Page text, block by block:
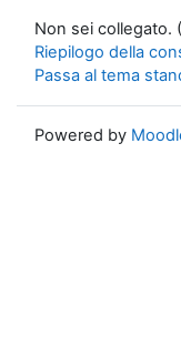
Non sei collegato. (
Riepilogo della
Passa al tema
Powered by